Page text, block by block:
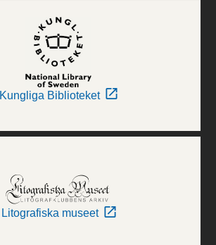
Kungliga Biblioteket
Litografiska museet